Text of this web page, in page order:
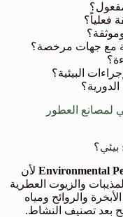
فعلياً؟
مع جهات مرخصة؟
البيئية؟
الدورية؟
لمصانع العطور
Environmentalلأن
والزيوت العطرية
والروائح ومياه
بعد تصنيف النشاط.